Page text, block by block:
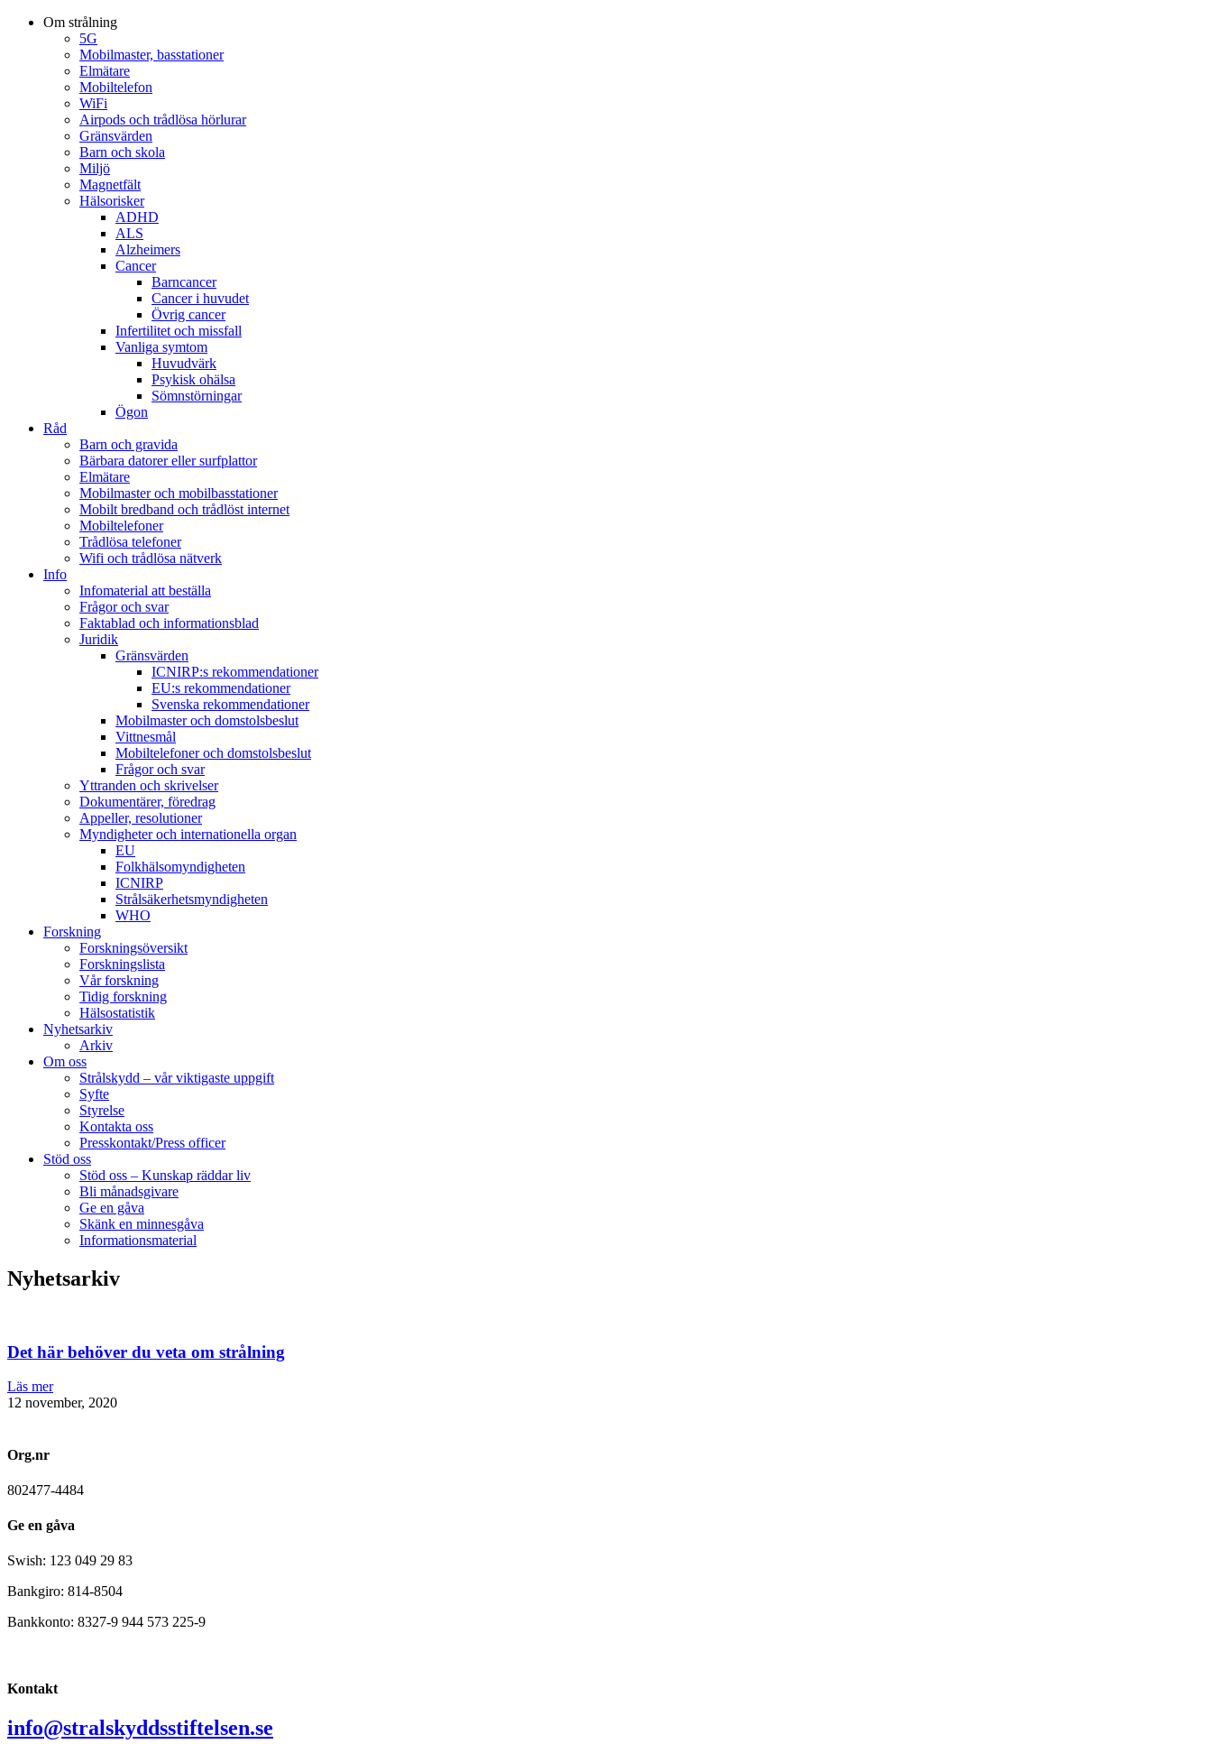
Om strålning
5G
Mobilmaster, basstationer
Elmätare
Mobiltelefon
WiFi
Airpods och trådlösa hörlurar
Gränsvärden
Barn och skola
Miljö
Magnetfält
Hälsorisker
ADHD
ALS
Alzheimers
Cancer
Barncancer
Cancer i huvudet
Övrig cancer
Infertilitet och missfall
Vanliga symtom
Huvudvärk
Psykisk ohälsa
Sömnstörningar
Ögon
Råd
Barn och gravida
Bärbara datorer eller surfplattor
Elmätare
Mobilmaster och mobilbasstationer
Mobilt bredband och trådlöst internet
Mobiltelefoner
Trådlösa telefoner
Wifi och trådlösa nätverk
Info
Infomaterial att beställa
Frågor och svar
Faktablad och informationsblad
Juridik
Gränsvärden
ICNIRP:s rekommendationer
EU:s rekommendationer
Svenska rekommendationer
Mobilmaster och domstolsbeslut
Vittnesmål
Mobiltelefoner och domstolsbeslut
Frågor och svar
Yttranden och skrivelser
Dokumentärer, föredrag
Appeller, resolutioner
Myndigheter och internationella organ
EU
Folkhälsomyndigheten
ICNIRP
Strålsäkerhetsmyndigheten
WHO
Forskning
Forskningsöversikt
Forskningslista
Vår forskning
Tidig forskning
Hälsostatistik
Nyhetsarkiv
Arkiv
Om oss
Strålskydd – vår viktigaste uppgift
Syfte
Styrelse
Kontakta oss
Presskontakt/Press officer
Stöd oss
Stöd oss – Kunskap räddar liv
Bli månadsgivare
Ge en gåva
Skänk en minnesgåva
Informationsmaterial
Nyhetsarkiv
Det här behöver du veta om strålning
Läs mer
12 november, 2020
Org.nr
802477-4484
Ge en gåva
Swish: 123 049 29 83
Bankgiro: 814-8504
Bankkonto: 8327-9 944 573 225-9
Kontakt
info@stralskyddsstiftelsen.se